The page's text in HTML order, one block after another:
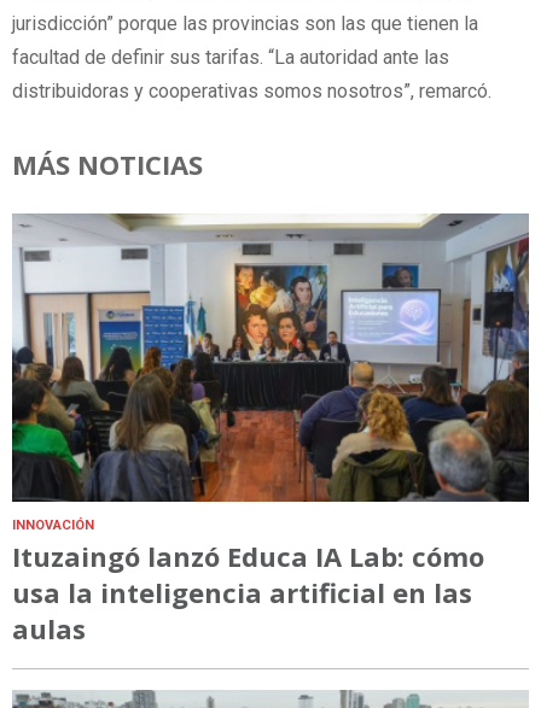
jurisdicción” porque las provincias son las que tienen la
facultad de definir sus tarifas. “La autoridad ante las
distribuidoras y cooperativas somos nosotros”, remarcó.
MÁS NOTICIAS
INNOVACIÓN
Ituzaingó lanzó Educa IA Lab: cómo
usa la inteligencia artificial en las
aulas